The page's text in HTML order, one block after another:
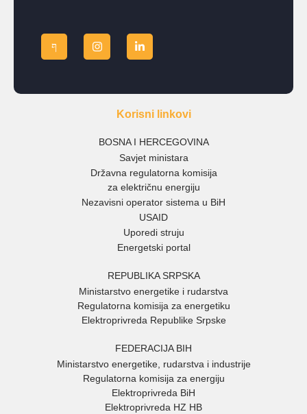
Korisni linkovi
BOSNA I HERCEGOVINA
Savjet ministara
Državna regulatorna komisija
za električnu energiju
Nezavisni operator sistema u BiH
USAID
Uporedi struju
Energetski portal
REPUBLIKA SRPSKA
Ministarstvo energetike i rudarstva
Regulatorna komisija za energetiku
Elektroprivreda Republike Srpske
FEDERACIJA BIH
Ministarstvo energetike, rudarstva i industrije
Regulatorna komisija za energiju
Elektroprivreda BiH
Elektroprivreda HZ HB